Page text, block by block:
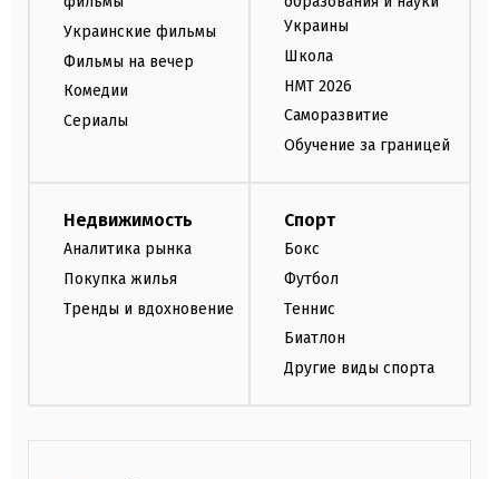
Украинские фильмы
Фильмы на вечер
Комедии
Сериалы
Украины
Школа
НМТ 2026
Саморазвитие
Обучение за границей
Недвижимость
Аналитика рынка
Покупка жилья
Тренды и вдохновение
Спорт
Бокс
Футбол
Теннис
Биатлон
Другие виды спорта